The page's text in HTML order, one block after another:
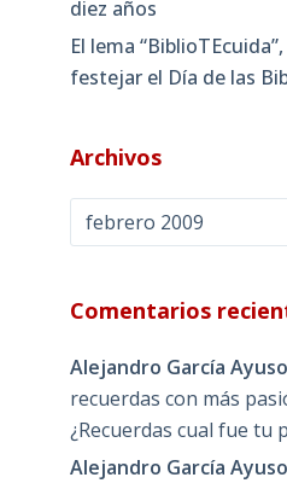
diez años
El lema
festejar el Día de las
Archivos
Archivos
Comentarios
Alejandro García Ayuso
recuerdas con más
¿Recuerdas cual fue tu
Alejandro García Ayuso